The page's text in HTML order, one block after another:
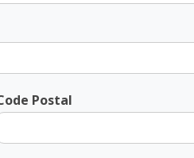
Postal